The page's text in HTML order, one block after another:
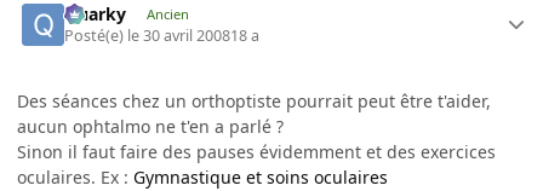
Quarky Ancien
Posté(e) le 30 avril 200818 a
Des séances chez un orthoptiste pourrait peut être t'aider,
aucun ophtalmo ne t'en a parlé ?
Sinon il faut faire des pauses évidemment et des exercices
oculaires. Ex : Gymnastique et soins oculaires